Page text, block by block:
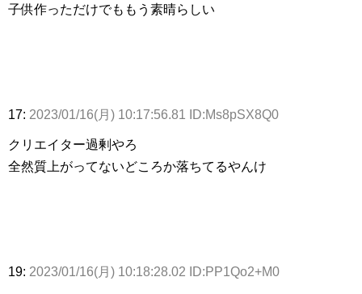
子供作っただけでももう素晴らしい
17: 2023/01/16(月) 10:17:56.81 ID:Ms8pSX8Q0
クリエイター過剰やろ
全然質上がってないどころか落ちてるやんけ
19: 2023/01/16(月) 10:18:28.02 ID:PP1Qo2+M0